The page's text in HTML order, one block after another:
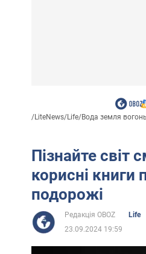
/LiteNews/Life/Вода земля
Пізнайте світ
корисні книги
подорожі
Редакція OBOZ
Life
23.09.2024 19:59